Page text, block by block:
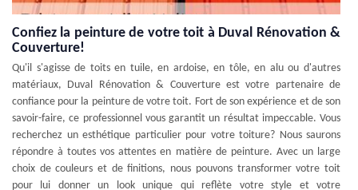
Confiez la peinture de votre toit à Duval Rénovation &
Couverture!
Qu'il s'agisse de toits en tuile, en ardoise, en tôle, en alu ou d'autres
matériaux, Duval Rénovation & Couverture est votre partenaire de
confiance pour la peinture de votre toit. Fort de son expérience et de son
savoir-faire, ce professionnel vous garantit un résultat impeccable. Vous
recherchez un esthétique particulier pour votre toiture? Nous saurons
répondre à toutes vos attentes en matière de peinture. Avec un large
choix de couleurs et de finitions, nous pouvons transformer votre toit
pour lui donner un look unique qui reflète votre style et votre